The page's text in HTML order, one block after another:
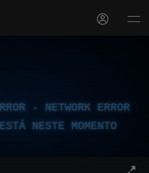
- NETWORK ERROR
NESTE MOMENTO